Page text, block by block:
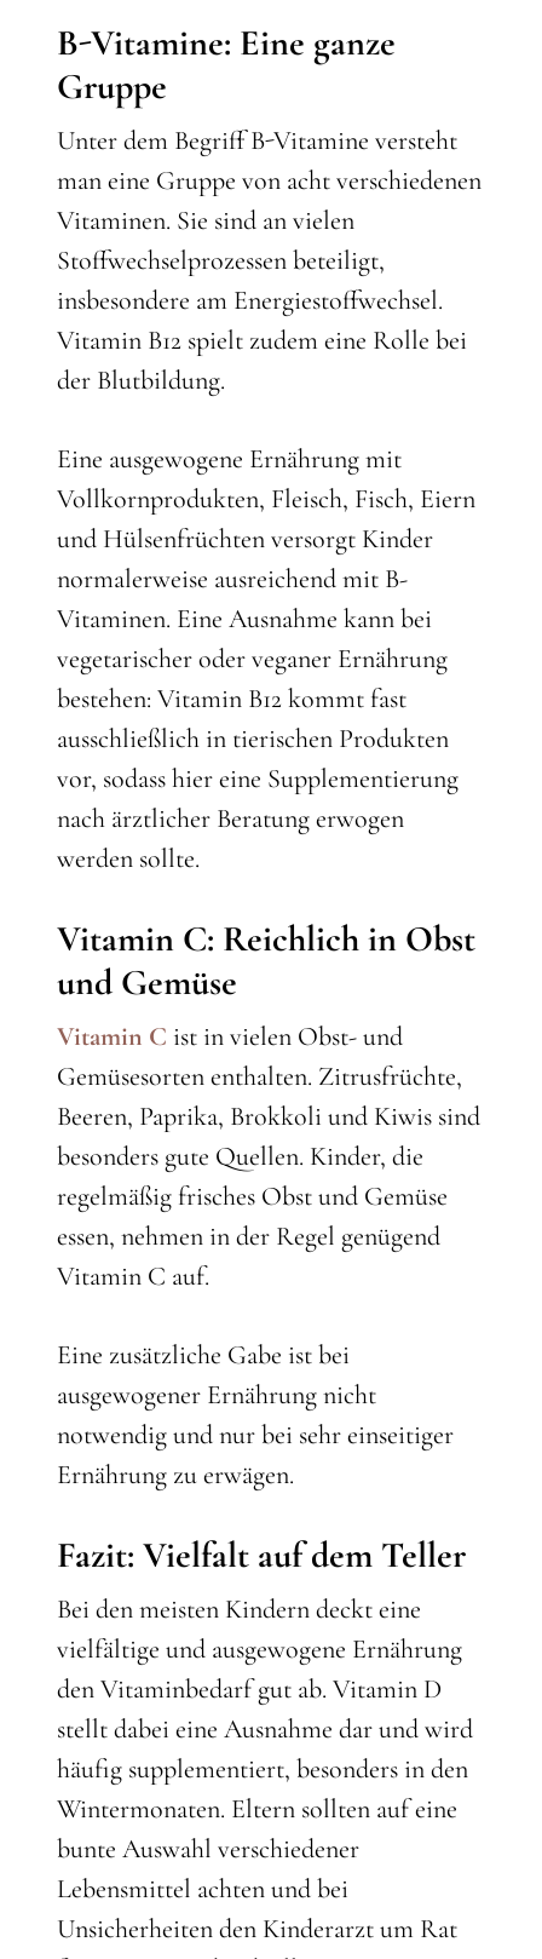
B-Vitamine: Eine ganze
Gruppe
Unter dem Begriff B-Vitamine versteht
man eine Gruppe von acht verschiedenen
Vitaminen. Sie sind an vielen
Stoffwechselprozessen beteiligt,
insbesondere am Energiestoffwechsel.
Vitamin B12 spielt zudem eine Rolle bei
der Blutbildung.
Eine ausgewogene Ernährung mit
Vollkornprodukten, Fleisch, Fisch, Eiern
und Hülsenfrüchten versorgt Kinder
normalerweise ausreichend mit B-
Vitaminen. Eine Ausnahme kann bei
vegetarischer oder veganer Ernährung
bestehen: Vitamin B12 kommt fast
ausschließlich in tierischen Produkten
vor, sodass hier eine Supplementierung
nach ärztlicher Beratung erwogen
werden sollte.
Vitamin C: Reichlich in Obst
und Gemüse
Vitamin C ist in vielen Obst- und
Gemüsesorten enthalten. Zitrusfrüchte,
Beeren, Paprika, Brokkoli und Kiwis sind
besonders gute Quellen. Kinder, die
regelmäßig frisches Obst und Gemüse
essen, nehmen in der Regel genügend
Vitamin C auf.
Eine zusätzliche Gabe ist bei
ausgewogener Ernährung nicht
notwendig und nur bei sehr einseitiger
Ernährung zu erwägen.
Fazit: Vielfalt auf dem Teller
Bei den meisten Kindern deckt eine
vielfältige und ausgewogene Ernährung
den Vitaminbedarf gut ab. Vitamin D
stellt dabei eine Ausnahme dar und wird
häufig supplementiert, besonders in den
Wintermonaten. Eltern sollten auf eine
bunte Auswahl verschiedener
Lebensmittel achten und bei
Unsicherheiten den Kinderarzt um Rat